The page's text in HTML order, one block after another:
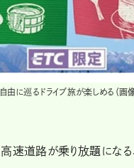
に巡るドライブ旅が楽しめる（画
高速道路が乗り放題に